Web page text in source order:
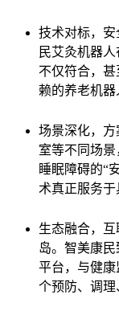
技术对标，
民艾灸机器
不仅符合，
赖的养老机器
场景深化，
室等不同场
睡眠障碍的“
术真正服务于
生态融合，
岛。智美康
平台，与健
个预防、调理